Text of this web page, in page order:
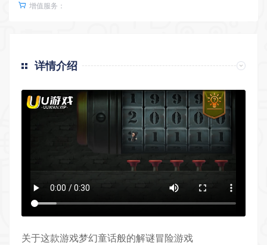
增值服务：
详情介绍
关于这款游戏梦幻童话般的解谜冒险游戏